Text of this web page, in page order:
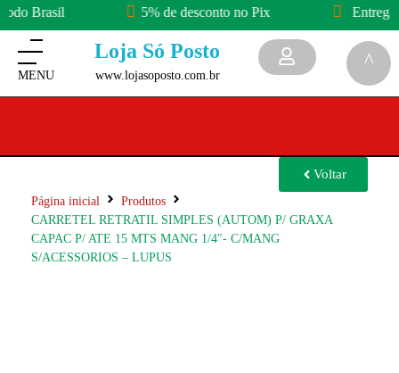
Brasil 5% de desconto no Pix Entrega
Loja Só Posto
www.lojasoposto.com.br
Voltar
Página inicial
Produtos
CARRETEL RETRATIL SIMPLES (AUTOM) P/ GRAXA
CAPAC P/ ATE 15 MTS MANG 1/4″- C/MANG
S/ACESSORIOS – LUPUS